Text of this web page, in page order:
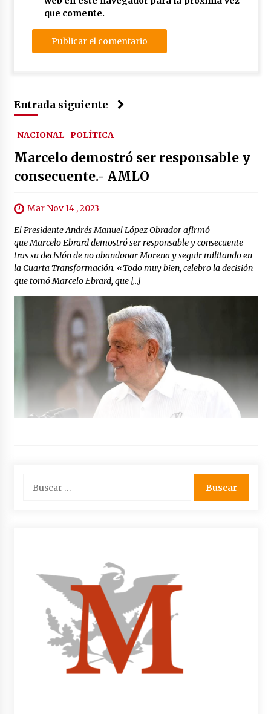
que comente.
Entrada siguiente
NACIONAL POLÍTICA
Marcelo demostró ser responsable y
consecuente.- AMLO
Mar Nov 14 , 2023
El Presidente Andrés Manuel López Obrador afirmó
que Marcelo Ebrard demostró ser responsable y consecuente
tras su decisión de no abandonar Morena y seguir militando en
la Cuarta Transformación. «Todo muy bien, celebro la decisión
que tomó Marcelo Ebrard, que […]